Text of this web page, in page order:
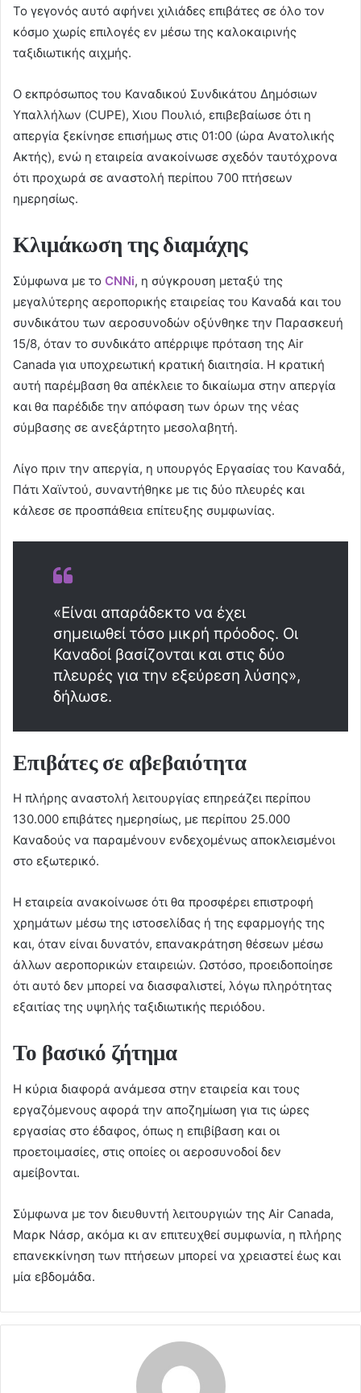
Το γεγονός αυτό αφήνει χιλιάδες επιβάτες σε όλο τον
κόσμο χωρίς επιλογές εν μέσω της καλοκαιρινής
ταξιδιωτικής αιχμής.
Ο εκπρόσωπος του Καναδικού Συνδικάτου Δημόσιων
Υπαλλήλων (CUPE), Χιου Πουλιό, επιβεβαίωσε ότι η
απεργία ξεκίνησε επισήμως στις 01:00 (ώρα Ανατολικής
Ακτής), ενώ η εταιρεία ανακοίνωσε σχεδόν ταυτόχρονα
ότι προχωρά σε αναστολή περίπου 700 πτήσεων
ημερησίως.
Κλιμάκωση της διαμάχης
Σύμφωνα με το CNNi, η σύγκρουση μεταξύ της
μεγαλύτερης αεροπορικής εταιρείας του Καναδά και του
συνδικάτου των αεροσυνοδών οξύνθηκε την Παρασκευή
15/8, όταν το συνδικάτο απέρριψε πρόταση της Air
Canada για υποχρεωτική κρατική διαιτησία. Η κρατική
αυτή παρέμβαση θα απέκλειε το δικαίωμα στην απεργία
και θα παρέδιδε την απόφαση των όρων της νέας
σύμβασης σε ανεξάρτητο μεσολαβητή.
Λίγο πριν την απεργία, η υπουργός Εργασίας του Καναδά,
Πάτι Χαϊντού, συναντήθηκε με τις δύο πλευρές και
κάλεσε σε προσπάθεια επίτευξης συμφωνίας.
«Είναι απαράδεκτο να έχει
σημειωθεί τόσο μικρή πρόοδος. Οι
Καναδοί βασίζονται και στις δύο
πλευρές για την εξεύρεση λύσης»,
δήλωσε.
Επιβάτες σε αβεβαιότητα
Η πλήρης αναστολή λειτουργίας επηρεάζει περίπου
130.000 επιβάτες ημερησίως, με περίπου 25.000
Καναδούς να παραμένουν ενδεχομένως αποκλεισμένοι
στο εξωτερικό.
Η εταιρεία ανακοίνωσε ότι θα προσφέρει επιστροφή
χρημάτων μέσω της ιστοσελίδας ή της εφαρμογής της
και, όταν είναι δυνατόν, επανακράτηση θέσεων μέσω
άλλων αεροπορικών εταιρειών. Ωστόσο, προειδοποίησε
ότι αυτό δεν μπορεί να διασφαλιστεί, λόγω πληρότητας
εξαιτίας της υψηλής ταξιδιωτικής περιόδου.
Το βασικό ζήτημα
Η κύρια διαφορά ανάμεσα στην εταιρεία και τους
εργαζόμενους αφορά την αποζημίωση για τις ώρες
εργασίας στο έδαφος, όπως η επιβίβαση και οι
προετοιμασίες, στις οποίες οι αεροσυνοδοί δεν
αμείβονται.
Σύμφωνα με τον διευθυντή λειτουργιών της Air Canada,
Μαρκ Νάσρ, ακόμα κι αν επιτευχθεί συμφωνία, η πλήρης
επανεκκίνηση των πτήσεων μπορεί να χρειαστεί έως και
μία εβδομάδα.